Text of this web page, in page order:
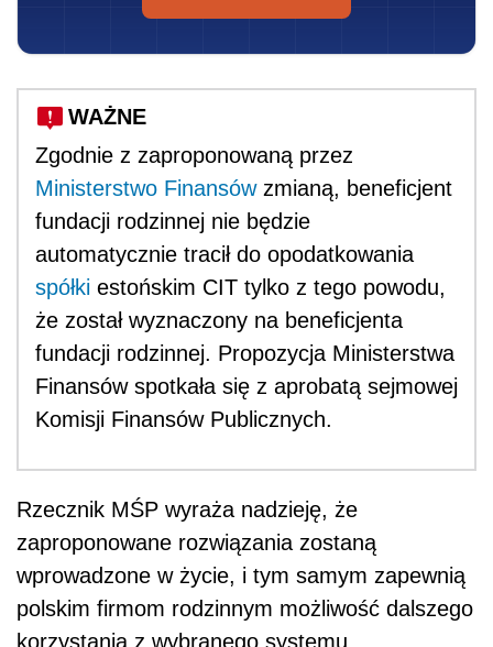
WAŻNE
Zgodnie z zaproponowaną przez
Ministerstwo Finansówzmianą, beneficjent
fundacji rodzinnej nie będzie
automatycznie tracił do opodatkowania
spółki estońskim CIT tylko z tego powodu,
że został wyznaczony na beneficjenta
fundacji rodzinnej. Propozycja Ministerstwa
Finansów spotkała się z aprobatą sejmowej
Komisji Finansów Publicznych.
Rzecznik MŚP wyraża nadzieję, że
zaproponowane rozwiązania zostaną
wprowadzone w życie, i tym samym zapewnią
polskim firmom rodzinnym możliwość dalszego
korzystania z wybranego systemu